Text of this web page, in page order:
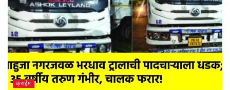
क्राईम